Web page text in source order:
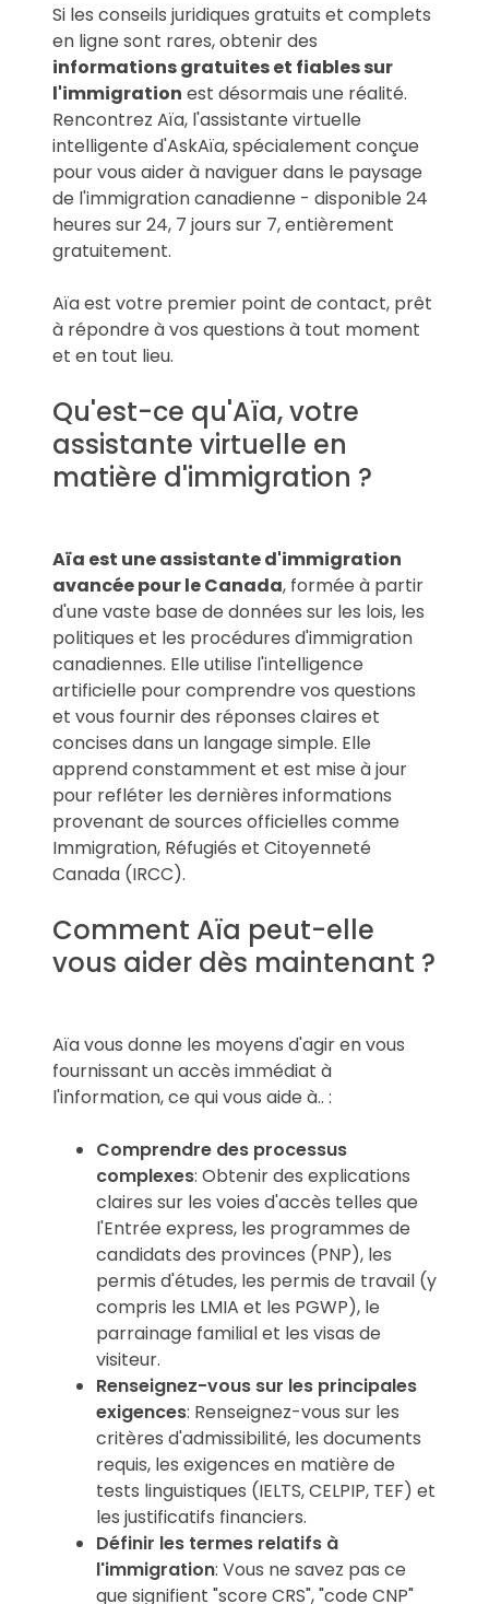
Si les conseils juridiques gratuits et complets
en ligne sont rares, obtenir des
informations gratuites et fiables sur
l'immigration est désormais une réalité.
Rencontrez Aïa, l'assistante virtuelle
intelligente d'AskAïa, spécialement conçue
pour vous aider à naviguer dans le paysage
de l'immigration canadienne - disponible 24
heures sur 24, 7 jours sur 7, entièrement
gratuitement.
Aïa est votre premier point de contact, prêt
à répondre à vos questions à tout moment
et en tout lieu.
Qu'est-ce qu'Aïa, votre
assistante virtuelle en
matière d'immigration ?
Aïa est une assistante d'immigration
avancée pour le Canada, formée à partir
d'une vaste base de données sur les lois, les
politiques et les procédures d'immigration
canadiennes. Elle utilise l'intelligence
artificielle pour comprendre vos questions
et vous fournir des réponses claires et
concises dans un langage simple. Elle
apprend constamment et est mise à jour
pour refléter les dernières informations
provenant de sources officielles comme
Immigration, Réfugiés et Citoyenneté
Canada (IRCC).
Comment Aïa peut-elle
vous aider dès maintenant ?
Aïa vous donne les moyens d'agir en vous
fournissant un accès immédiat à
l'information, ce qui vous aide à.. :
Comprendre des processus
complexes: Obtenir des explications
claires sur les voies d'accès telles que
l'Entrée express, les programmes de
candidats des provinces (PNP), les
permis d'études, les permis de travail (y
compris les LMIA et les PGWP), le
parrainage familial et les visas de
visiteur.
Renseignez-vous sur les principales
exigences: Renseignez-vous sur les
critères d'admissibilité, les documents
requis, les exigences en matière de
tests linguistiques (IELTS, CELPIP, TEF) et
les justificatifs financiers.
Définir les termes relatifs à
l'immigration: Vous ne savez pas ce
que signifient "score CRS", "code CNP"